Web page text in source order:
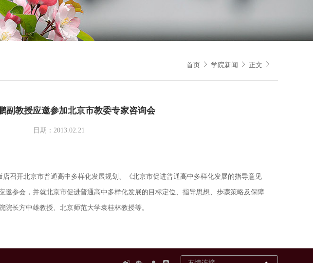
首页 学院新闻 正文
副教授应邀参加北京市教委专家咨询会
日期：2013.02.21
召开北京市普通高中多样化发展规划、《北京市促进普通高中多样化发展的指导意见
邀参会，并就北京市促进普通高中多样化发展的目标定位、指导思想、步骤策略及保障
长方中雄教授、北京师范大学袁桂林教授等。